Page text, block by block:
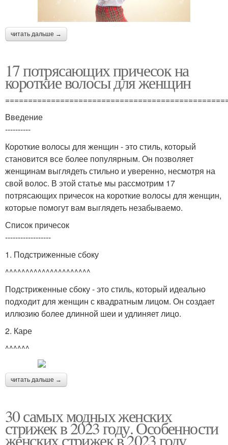
читать дальше →
17 потрясающих причесок на
короткие волосы для женщин
Введение
----------
Короткие волосы для женщин - это стиль, который
становится все более популярным. Он позволяет
женщинам выглядеть стильно и уверенно, несмотря на
свой волос. В этой статье мы рассмотрим 17
потрясающих причесок на короткие волосы для женщин,
которые помогут вам выглядеть незабываемо.
Список причесок
------------------
1. Подстриженные сбоку
^^^^^^^^^^^^^^^^^^^^^
Подстриженные сбоку - это стиль, который идеально
подходит для женщин с квадратным лицом. Он создает
иллюзию более длинной шеи и удлиняет лицо.
2. Каре
^^^^^^
читать дальше →
30 самых модных женских
стрижек в 2023 году. Особенности
женских стрижек в 2023 году